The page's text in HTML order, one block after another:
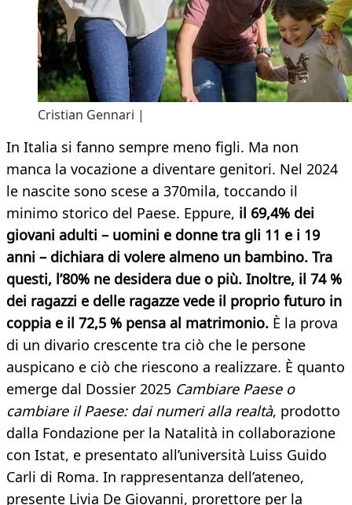
Cristian Gennari |
In Italia si fanno sempre meno figli. Ma non
manca la vocazione a diventare genitori. Nel 2024
le nascite sono scese a 370mila, toccando il
minimo storico del Paese. Eppure, il 69,4% dei
giovani adulti – uomini e donne tra gli 11 e i 19
anni – dichiara di volere almeno un bambino. Tra
questi, l’80% ne desidera due o più. Inoltre, il 74 %
dei ragazzi e delle ragazze vede il proprio futuro in
coppia e il 72,5 % pensa al matrimonio. È la prova
di un divario crescente tra ciò che le persone
auspicano e ciò che riescono a realizzare. È quanto
emerge dal Dossier 2025 Cambiare Paese o
cambiare il Paese: dai numeri alla realtà, prodotto
dalla Fondazione per la Natalità in collaborazione
con Istat, e presentato all’università Luiss Guido
Carli di Roma. In rappresentanza dell’ateneo,
presente Livia De Giovanni, prorettore per la